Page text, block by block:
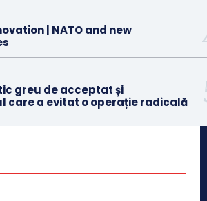
| NATO and new
greu de acceptat și
care a evitat o operație radicală